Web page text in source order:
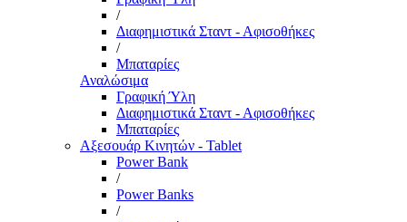
/
Διαφημιστικά Σταντ - Αφισοθήκες
/
Μπαταρίες
Αναλώσιμα
Γραφική Ύλη
Διαφημιστικά Σταντ - Αφισοθήκες
Μπαταρίες
Αξεσουάρ Κινητών - Tablet
Power Bank
/
Power Banks
/